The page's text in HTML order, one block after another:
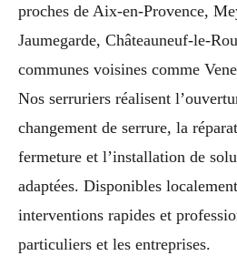
proches de Aix-en-Provence,
Jaumegarde, Châteauneuf-le-
communes voisines comme
Nos serruriers réalisent
changement de serrure, la
fermeture et l’installation de
adaptées. Disponibles
interventions rapides et
particuliers et les entreprises.